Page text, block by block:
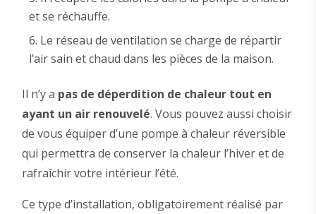
et se réchauffe.
Le réseau de ventilation se charge de répartir
l’air sain et chaud dans les pièces de la maison.
Il n’y a pas de déperdition de chaleur tout en
ayant un air renouvelé. Vous pouvez aussi choisir
de vous équiper d’une pompe à chaleur réversible
qui permettra de conserver la chaleur l’hiver et de
rafraîchir votre intérieur l’été.
Ce type d’installation, obligatoirement réalisé par